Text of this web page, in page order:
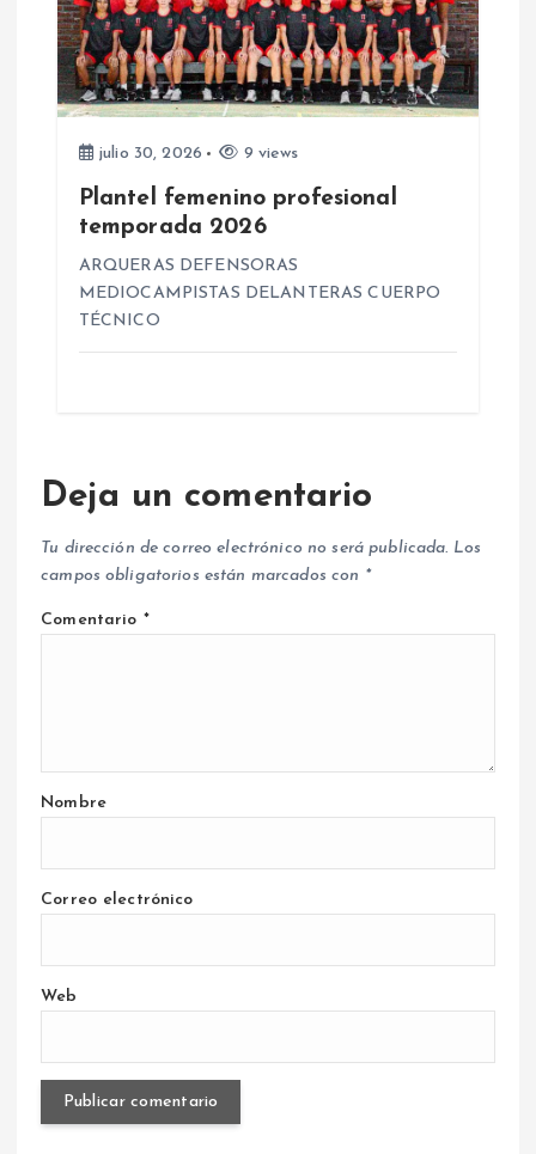
julio 30, 2026 9 views
Plantel femenino profesional
temporada 2026
ARQUERAS DEFENSORAS
MEDIOCAMPISTAS DELANTERAS CUERPO
TÉCNICO
Deja un comentario
Tu dirección de correo electrónico no será publicada. Los
campos obligatorios están marcados con *
Comentario *
Nombre
Correo electrónico
Web